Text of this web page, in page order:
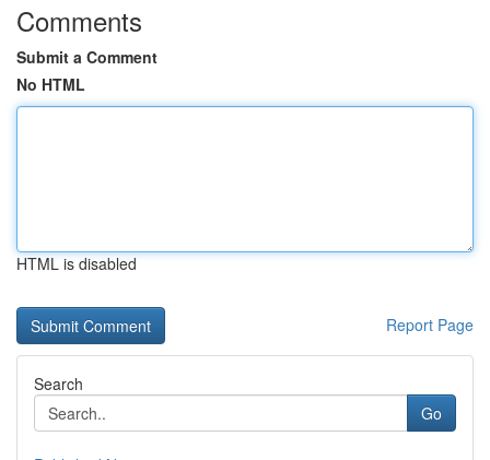
Comments
Submit a Comment
No HTML
HTML is disabled
Report Page
Search
Go